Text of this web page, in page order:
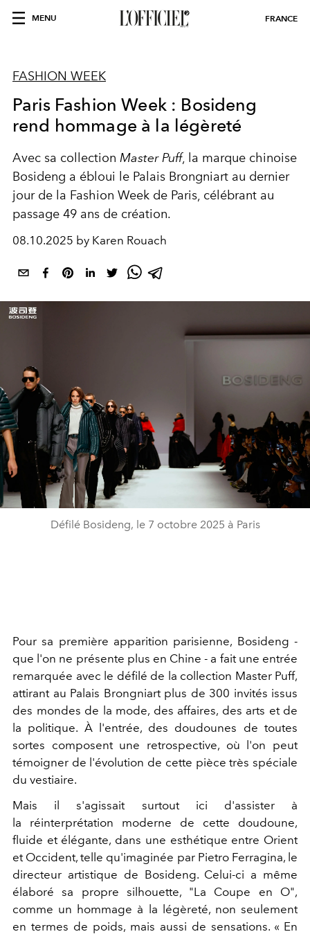
MENU FRANCE
FASHION WEEK
Paris Fashion Week : Bosideng
rend hommage à la légèreté
Avec sa collection Master Puff, la marque chinoise
Bosideng a ébloui le Palais Brongniart au dernier
jour de la Fashion Week de Paris, célébrant au
passage 49 ans de création.
08.10.2025 by Karen Rouach
Défilé Bosideng, le 7 octobre 2025 à Paris
Pour sa première apparition parisienne, Bosideng -
que l'on ne présente plus en Chine - a fait une entrée
remarquée avec le défilé de la collection Master Puff,
attirant au Palais Brongniart plus de 300 invités issus
des mondes de la mode, des affaires, des arts et de
la politique. À l'entrée, des doudounes de toutes
sortes composent une retrospective, où l'on peut
témoigner de l'évolution de cette pièce très spéciale
du vestiaire.
Mais il s'agissait surtout ici d'assister à
la réinterprétation moderne de cette doudoune,
fluide et élégante, dans une esthétique entre Orient
et Occident, telle qu'imaginée par Pietro Ferragina, le
directeur artistique de Bosideng. Celui-ci a même
élaboré sa propre silhouette, "La Coupe en O",
comme un hommage à la légèreté, non seulement
en termes de poids, mais aussi de sensations. « En